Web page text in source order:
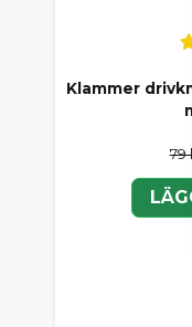
SCP,
Hos oss är
budget
SCP –
Vi tycker
Klammer
79